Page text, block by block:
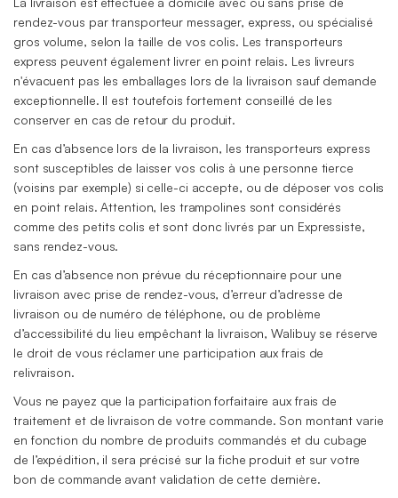
rendez-vous par transporteur messager, express, ou spécialisé
gros volume, selon la taille de vos colis. Les transporteurs
express peuvent également livrer en point relais. Les livreurs
n'évacuent pas les emballages lors de la livraison sauf demande
exceptionnelle. Il est toutefois fortement conseillé de les
conserver en cas de retour du produit.
En cas d’absence lors de la livraison, les transporteurs express
sont susceptibles de laisser vos colis à une personne tierce
(voisins par exemple) si celle-ci accepte, ou de déposer vos colis
en point relais. Attention, les trampolines sont considérés
comme des petits colis et sont donc livrés par un Expressiste,
sans rendez-vous.
En cas d’absence non prévue du réceptionnaire pour une
livraison avec prise de rendez-vous, d’erreur d’adresse de
livraison ou de numéro de téléphone, ou de problème
d’accessibilité du lieu empêchant la livraison, Walibuy se réserve
le droit de vous réclamer une participation aux frais de
relivraison.
Vous ne payez que la participation forfaitaire aux frais de
traitement et de livraison de votre commande. Son montant varie
en fonction du nombre de produits commandés et du cubage
de l’expédition, il sera précisé sur la fiche produit et sur votre
bon de commande avant validation de cette dernière.